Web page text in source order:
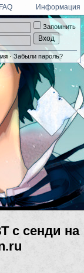
Запомнить
· Забыли пароль?
FAQ Информация
с сенди на